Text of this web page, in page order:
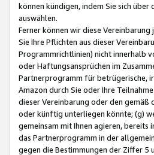
können kündigen, indem Sie sich
auswählen.
Ferner können wir diese
Sie Ihre Pflichten aus dieser
Programmrichtlinien) nicht innerhalb
oder Haftungsansprüchen im
Partnerprogramm für betrügerische,
Amazon durch Sie oder Ihre
dieser Vereinbarung oder den
oder künftig unterliegen könnte; (g)
gemeinsam mit Ihnen agieren,
das Partnerprogramm in der
gegen die Bestimmungen der Ziffer 5